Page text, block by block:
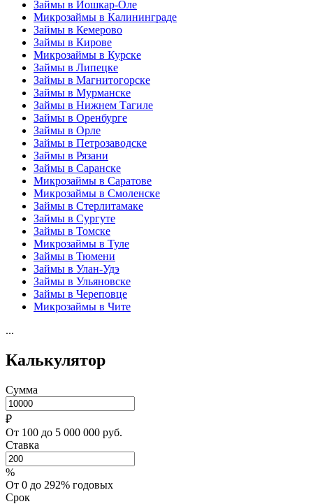
Займы в Йошкар-Оле
Микрозаймы в Калининграде
Займы в Кемерово
Займы в Кирове
Микрозаймы в Курске
Займы в Липецке
Займы в Магнитогорске
Займы в Мурманске
Займы в Нижнем Тагиле
Займы в Оренбурге
Займы в Орле
Займы в Петрозаводске
Займы в Рязани
Займы в Саранске
Микрозаймы в Саратове
Микрозаймы в Смоленске
Займы в Стерлитамаке
Займы в Сургуте
Займы в Томске
Микрозаймы в Туле
Займы в Тюмени
Займы в Улан-Удэ
Займы в Ульяновске
Займы в Череповце
Микрозаймы в Чите
...
Калькулятор
Сумма
₽
От 100 до 5 000 000 руб.
Ставка
%
От 0 до 292% годовых
Срок